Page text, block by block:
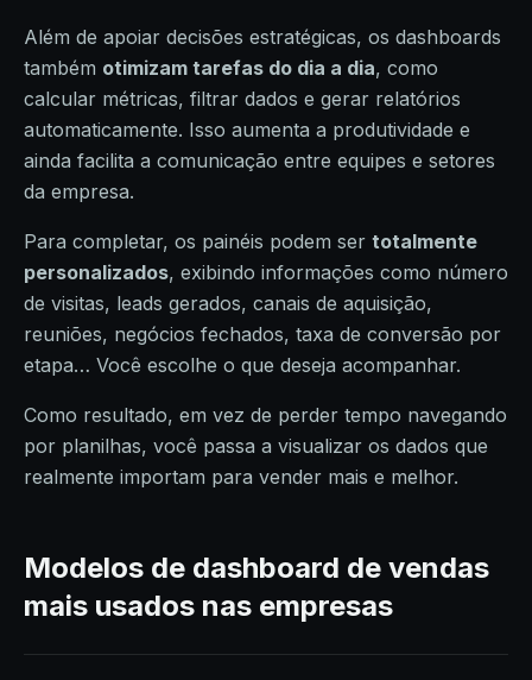
Além de apoiar decisões estratégicas, os dashboards
também otimizam tarefas do dia a dia, como
calcular métricas, filtrar dados e gerar relatórios
automaticamente. Isso aumenta a produtividade e
ainda facilita a comunicação entre equipes e setores
da empresa.
Para completar, os painéis podem ser totalmente
personalizados, exibindo informações como número
de visitas, leads gerados, canais de aquisição,
reuniões, negócios fechados, taxa de conversão por
etapa… Você escolhe o que deseja acompanhar.
Como resultado, em vez de perder tempo navegando
por planilhas, você passa a visualizar os dados que
realmente importam para vender mais e melhor.
Modelos de dashboard de vendas
mais usados nas empresas